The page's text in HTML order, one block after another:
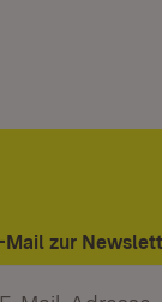
Mail zur